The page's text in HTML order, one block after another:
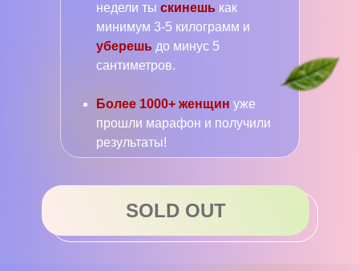
SOLD OUT
недели ты скинешь как
минимум 3-5 килограмм и
уберешь до минус 5
сантиметров.
Более 1000+ женщин уже
прошли марафон и получили
результаты!